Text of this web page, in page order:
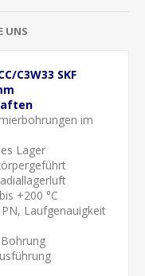
UNS
C3W33 SKF
im
Lager
+200 °C
Laufgenauigkeit